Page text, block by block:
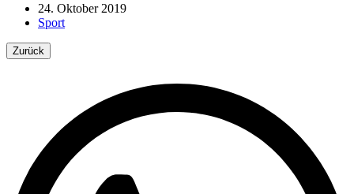
24. Oktober 2019
Sport